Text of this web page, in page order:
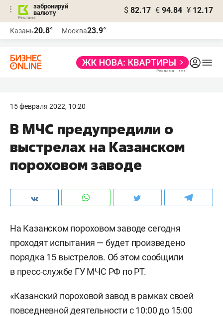
забронируй
валюту
$ 82.17 € 94.84 ¥ 12.17
Казань20.8° Москва23.9°
15 февраля 2022, 10:20
В МЧС предупредили о
выстрелах на Казанском
пороховом заводе
На Казанском пороховом заводе сегодня
проходят испытания — будет произведено
порядка 15 выстрелов. Об этом сообщили
в пресс-службе ГУ МЧС РФ по РТ.
«Казанский пороховой завод в рамках своей
повседневной деятельности с 10:00 до 15:00